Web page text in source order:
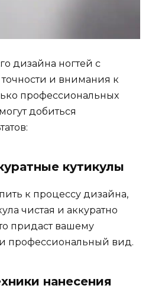
дизайна ногтей с
и внимания к
профессиональных
добиться
кутикулы
к процессу дизайна,
чистая и аккуратно
придаст вашему
профессиональный вид.
нанесения